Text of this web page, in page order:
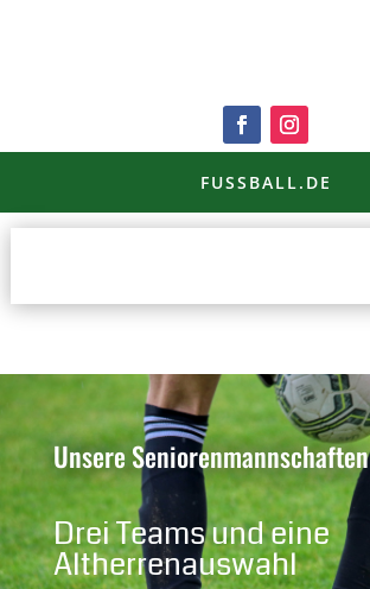
FUSSBALL.DE
Unsere Seniorenmannschaften
Drei Teams und eine
Altherrenauswahl